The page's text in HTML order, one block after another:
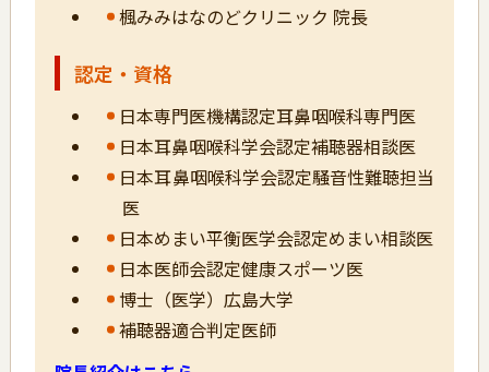
楓みみはなのどクリニック 院長
認定・資格
日本専門医機構認定耳鼻咽喉科専門医
日本耳鼻咽喉科学会認定補聴器相談医
日本耳鼻咽喉科学会認定騒音性難聴担当
医
日本めまい平衡医学会認定めまい相談医
日本医師会認定健康スポーツ医
博士（医学）広島大学
補聴器適合判定医師